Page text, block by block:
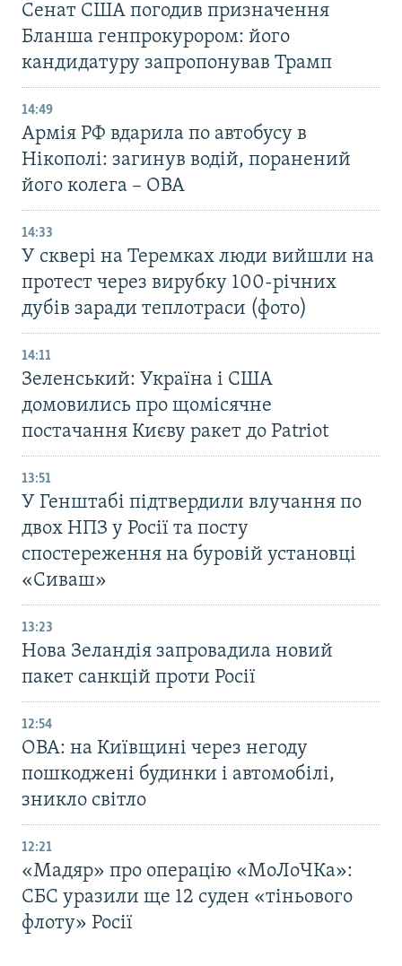
Сенат США погодив призначення
Бланша генпрокурором: його
кандидатуру запропонував Трамп
14:49
Армія РФ вдарила по автобусу в
Нікополі: загинув водій, поранений
його колега – ОВА
14:33
У сквері на Теремках люди вийшли на
протест через вирубку 100-річних
дубів заради теплотраси (фото)
14:11
Зеленський: Україна і США
домовились про щомісячне
постачання Києву ракет до Patriot
13:51
У Генштабі підтвердили влучання по
двох НПЗ у Росії та посту
спостереження на буровій установці
«Сиваш»
13:23
Нова Зеландія запровадила новий
пакет санкцій проти Росії
12:54
ОВА: на Київщині через негоду
пошкоджені будинки і автомобілі,
зникло світло
12:21
«Мадяр» про операцію «МоЛоЧКа»:
СБС уразили ще 12 суден «тіньового
флоту» Росії